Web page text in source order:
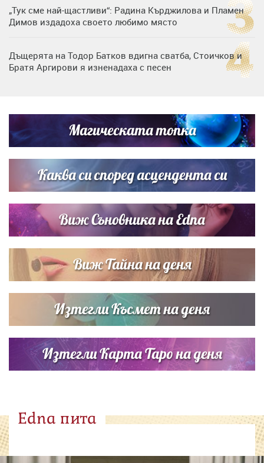
„Тук сме най-щастливи“: Радина Кърджилова и Пламен
Димов издадоха своето любимо място
Дъщерята на Тодор Батков вдигна сватба, Стоичков и
Братя Аргирови я изненадаха с песен
Списъкът е ясен: Джей Ло и Риана във ВИП гостите на
сватбата на Роналдо
Магическата топка
Каква си според асцендента си
Виж Съновника на Edna
Виж Тайна на деня
Изтегли Късмет на деня
Изтегли Карта Таро на деня
Edna пита